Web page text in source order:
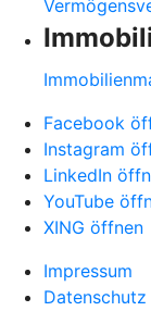
Facebook
Instagram
LinkedIn
YouTube
XING öffnen
Impressum
Datenschutz